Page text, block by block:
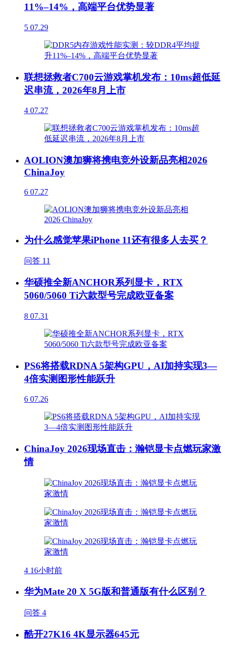
11%–14%，高端平台优势显著
5 07.29
联想拯救者C700云游戏掌机发布：10ms超低延
迟串流，2026年8月上市
4 07.27
AOLION澳加狮将携电竞外设新品亮相2026
ChinaJoy
6 07.27
为什么感觉苹果iPhone 11还有很多人去买？
问答 11
华硕推全新ANCHOR系列显卡，RTX
5060/5060 Ti六款型号完成欧亚备案
8 07.31
PS6将搭载RDNA 5架构GPU，AI加持实现3—
4倍实测图形性能跃升
6 07.26
ChinaJoy 2026现场直击：瀚铠显卡点燃玩家激
情
4 16小时前
华为Mate 20 X 5G版和普通版有什么区别？
问答 4
酷开27K16 4K显示器645元